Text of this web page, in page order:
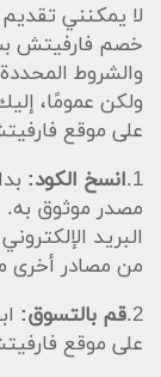
لا يمكنني
خصم فارفيتش
والشروط
ولكن عمومًا،
على موقع
1. انسخ الكود:
مصدر موثوق به.
البريد
من مصادر أخرى
2. قم بالتسوق:
على موقع